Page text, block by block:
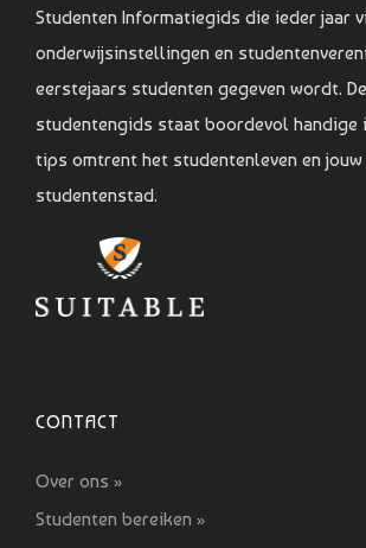
Studenten Informatiegids die ieder jaar
onderwijsinstellingen en
eerstejaars studenten gegeven wordt.
studentengids staat boordevol handige
tips omtrent het studentenleven en jouw
studentenstad.
CONTACT
Over ons »
Studenten bereiken »